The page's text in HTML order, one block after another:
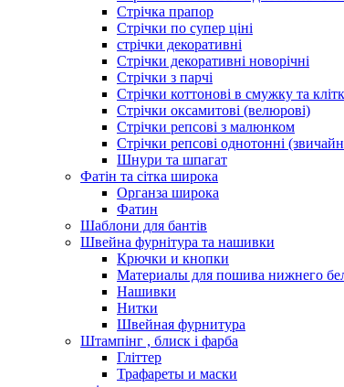
Стрічка прапор
Стрічки по супер ціні
стрічки декоративні
Стрічки декоративні новорічні
Стрічки з парчі
Стрічки коттонові в смужку та
Стрічки оксамитові (велюрові)
Стрічки репсові з малюнком
Стрічки репсові однотонні
Шнури та шпагат
Фатін та сітка широка
Органза широка
Фатин
Шаблони для бантів
Швейна фурнітура та нашивки
Крючки и кнопки
Материалы для пошива нижнего
Нашивки
Нитки
Швейная фурнитура
Штампінг , блиск і фарба
Гліттер
Трафареты и маски